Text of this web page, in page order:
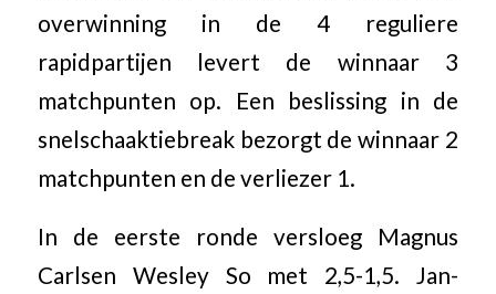
overwinning in de 4 reguliere
rapidpartijen levert de winnaar 3
matchpunten op. Een beslissing in de
snelschaaktiebreak bezorgt de winnaar 2
matchpunten en de verliezer 1.
In de eerste ronde versloeg Magnus
Carlsen Wesley So met 2,5-1,5. Jan-